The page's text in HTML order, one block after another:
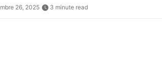
26, 2025
3 minute read